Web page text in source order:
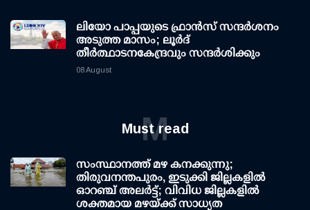
ലിയോ പാപ്പയുടെ ഫ്രാൻസ് സന്ദർശനം
അടുത്ത മാസം; ലൂർദ്
തീർത്ഥാടനകേന്ദ്രവും സന്ദർശിക്കും
08 August
Must read
M
സംസ്ഥാനത്ത് മഴ കനക്കുന്നു;
തിരുവനന്തപുരം, ഇടുക്കി ജില്ലകളിൽ
ഓറഞ്ച് അലർട്ട്; വിവിധ ജില്ലകളിൽ
ശക്തമായ മഴയ്ക്ക് സാധ്യത